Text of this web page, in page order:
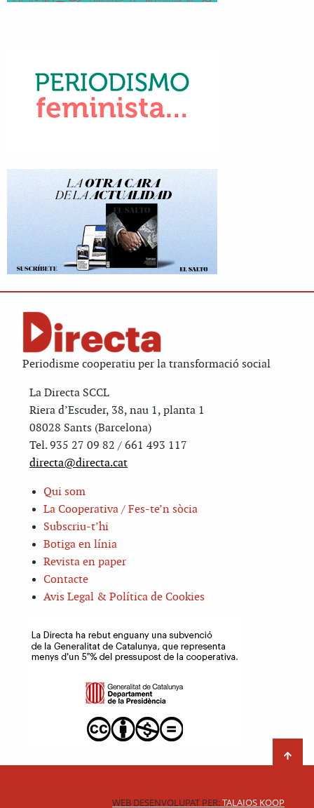
Periodisme cooperatiu per la transformació social
La Directa SCCL
Riera d’Escuder, 38, nau 1, planta 1
08028 Sants (Barcelona)
Tel. 935 27 09 82 / 661 493 117
directa@directa.cat
Qui som
La Cooperativa / Fes-te’n sòcia
Subscriu-t’hi
Botiga en línia
Revista en paper
Contacte
Avis Legal & Política de Cookies
WEB DESENVOLUPAT PER:TALAIOS KOOP